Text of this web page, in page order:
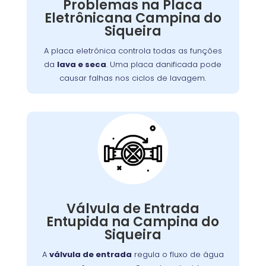
Problemas na Placa
Eletrônicana Campina do
Siqueira
A placa eletrônica controla todas as funções
da lava e seca. Uma placa danificada pode
causar falhas nos ciclos de lavagem.
interrompidos, falha nos comandos ou não
ligar.
Causas comuns incluem picos de tensão e
. A substituição da placa deve ser
feita por um técnico especializado para
garantir o retorno ao funcionamento normal e
evitar danos adicionais.
Válvula de Entrada
Entupida na Campina do
Siqueira
A válvula de entrada regula o fluxo de água
Válvula de Entrada de
Água Entupida
válvula de entrada de água da máquina
é responsável por controlar o fluxo
pode causar baixa pressão ou impedir
totalmente a entrada de água, afetando a
eficiência da lavagem.
Os sintomas incluem
no tambor
. Limpe a válvula regularmente para